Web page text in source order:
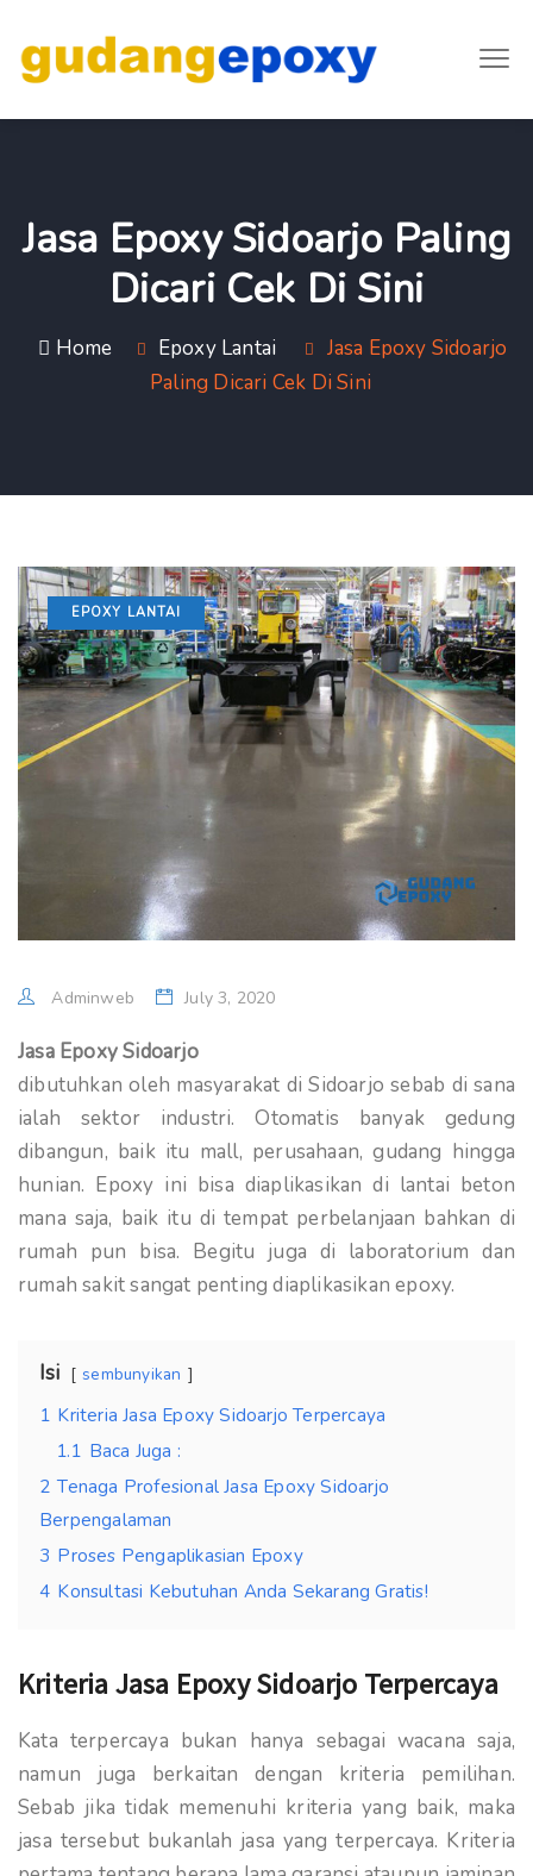
Jasa Epoxy Sidoarjo Paling
Dicari Cek Di Sini
Home Epoxy Lantai
Jasa Epoxy Sidoarjo
Paling Dicari Cek Di Sini
EPOXY LANTAI
Adminweb July 3, 2020
Jasa Epoxy Sidoarjo
dibutuhkan oleh masyarakat di Sidoarjo sebab di sana
ialah sektor industri. Otomatis banyak gedung
dibangun, baik itu mall, perusahaan, gudang hingga
hunian. Epoxy ini bisa diaplikasikan di lantai beton
mana saja, baik itu di tempat perbelanjaan bahkan di
rumah pun bisa. Begitu juga di laboratorium dan
rumah sakit sangat penting diaplikasikan epoxy.
Isi sembunyikan
1 Kriteria Jasa Epoxy Sidoarjo Terpercaya
1.1 Baca Juga :
2 Tenaga Profesional Jasa Epoxy Sidoarjo
Berpengalaman
3 Proses Pengaplikasian Epoxy
4 Konsultasi Kebutuhan Anda Sekarang Gratis!
Kriteria Jasa Epoxy Sidoarjo Terpercaya
Kata terpercaya bukan hanya sebagai wacana saja,
namun juga berkaitan dengan kriteria pemilihan.
Sebab jika tidak memenuhi kriteria yang baik, maka
jasa tersebut bukanlah jasa yang terpercaya. Kriteria